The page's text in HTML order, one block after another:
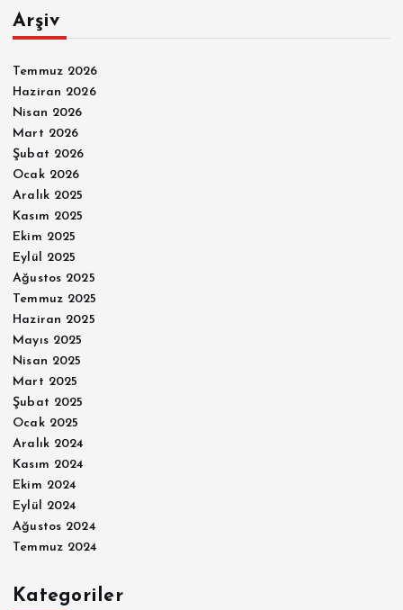
Arşiv
Temmuz 2026
Haziran 2026
Nisan 2026
Mart 2026
Şubat 2026
Ocak 2026
Aralık 2025
Kasım 2025
Ekim 2025
Eylül 2025
Ağustos 2025
Temmuz 2025
Haziran 2025
Mayıs 2025
Nisan 2025
Mart 2025
Şubat 2025
Ocak 2025
Aralık 2024
Kasım 2024
Ekim 2024
Eylül 2024
Ağustos 2024
Temmuz 2024
Kategoriler